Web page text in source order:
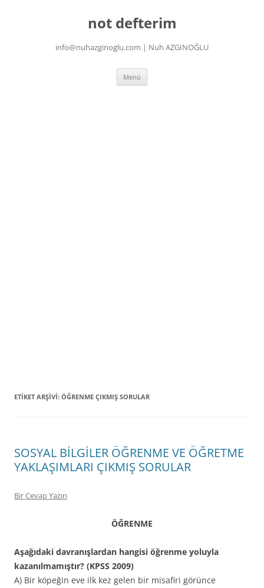
not defterim
info@nuhazginoglu.com | Nuh AZGINOĞLU
Menü
ETIKET ARŞIVI: ÖĞRENME ÇIKMIŞ SORULAR
SOSYAL BİLGİLER ÖĞRENME VE ÖĞRETME
YAKLAŞIMLARI ÇIKMIŞ SORULAR
Bir Cevap Yazın
ÖĞRENME
Aşağıdaki davranışlardan hangisi öğrenme yoluyla
kazanılmamıştır? (KPSS 2009)
A) Bir köpeğin eve ilk kez gelen bir misafiri görünce